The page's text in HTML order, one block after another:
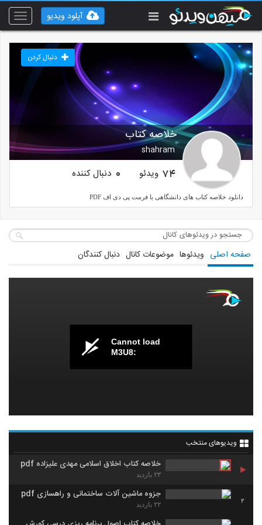
Toggle
آپلود ویدیو
خلاصه کتاب
shahram
دنبال کردن
74 ویدئو 0 دنبال کننده
دانلود خلاصه کتاب های دانشگاهی با فرمت پی دی اف PDF
صفحه اصلی ویدئوها موضوعات کانال دنبال کنندگان
Cannot load
M3U8:
ویدیوهای منتخب
خلاصه کتاب اخلاق اسلامی مهدی علیزاده pdf
۲۳ بازدید
2
جزوه ماشین آلات ساختمانی و راهسازی pdf
۲۲ بازدید